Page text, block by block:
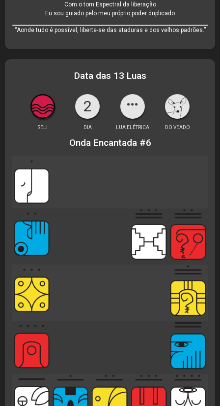
Com o tom Espectral da liberação
Eu sou guiado pelo meu próprio poder duplicado
“Aonde tudo é possível, liberte-se das ataduras e dos velhos padrões.”
Data das 13 Luas
2
SELI DIA LUA ELÉTRICA DO VEADO
Onda Encantada #6